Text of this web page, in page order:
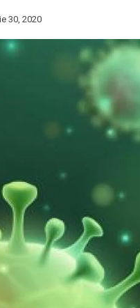
30, 2020